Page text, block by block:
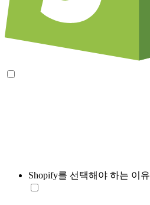
Shopify를 선택해야 하는 이유